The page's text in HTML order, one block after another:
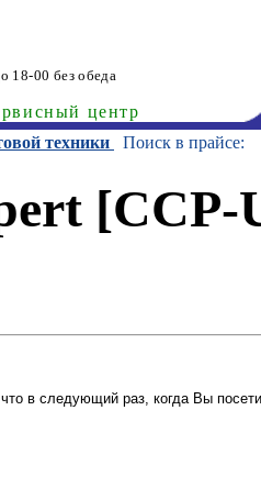
18-00 без обеда
центр
техники Поиск в прайсе:
[CCP-
в следующий раз, когда Вы